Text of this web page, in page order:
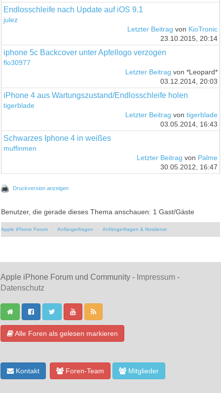
Endlosschleife nach Update auf iOS 9.1
julez
Letzter Beitrag von KioTronic
23.10.2015, 20:14
iphone 5c Backcover unter Apfellogo verzogen
flo30977
Letzter Beitrag von *Leopard*
03.12.2014, 20:03
iPhone 4 aus Wartungszustand/Endlosschleife holen
tigerblade
Letzter Beitrag von tigerblade
03.05.2014, 16:43
Schwarzes Iphone 4 in weißes
muffinmen
Letzter Beitrag von Palme
30.05.2012, 16:47
Druckversion anzeigen
Benutzer, die gerade dieses Thema anschauen: 1 Gast/Gäste
Apple iPhone Forum Anfängerfragen Anfängerfragen & Notdienst
Apple iPhone Forum und Community - Impressum -
Datenschutz
Alle Foren als gelesen markieren
Kontakt Foren-Team Mitglieder